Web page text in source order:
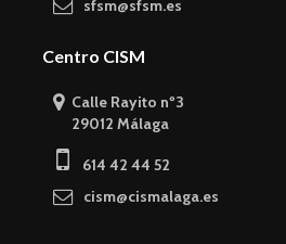
sfsm@sfsm.es
Centro CISM
Calle Rayito nº3
29012 Málaga
614 42 44 52
cism@cismalaga.es